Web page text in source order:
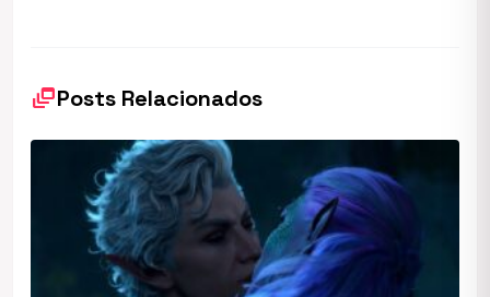
dynamic_feedPosts Relacionados